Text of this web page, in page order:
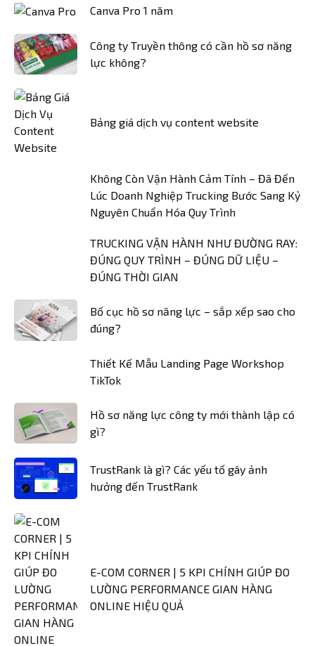
Canva Pro 1 năm
Công ty Truyền thông có cần hồ sơ năng
lực không?
Bảng giá dịch vụ content website
Không Còn Vận Hành Cảm Tính – Đã Đến
Lúc Doanh Nghiệp Trucking Bước Sang Kỷ
Nguyên Chuẩn Hóa Quy Trình
TRUCKING VẬN HÀNH NHƯ ĐƯỜNG RAY:
ĐÚNG QUY TRÌNH – ĐÚNG DỮ LIỆU –
ĐÚNG THỜI GIAN
Bố cục hồ sơ năng lực – sắp xếp sao cho
đúng?
Thiết Kế Mẫu Landing Page Workshop
TikTok
Hồ sơ năng lực công ty mới thành lập có
gì?
TrustRank là gì? Các yếu tố gây ảnh
hưởng đến TrustRank
E-COM CORNER | 5 KPI CHÍNH GIÚP ĐO
LƯỜNG PERFORMANCE GIAN HÀNG
ONLINE HIỆU QUẢ